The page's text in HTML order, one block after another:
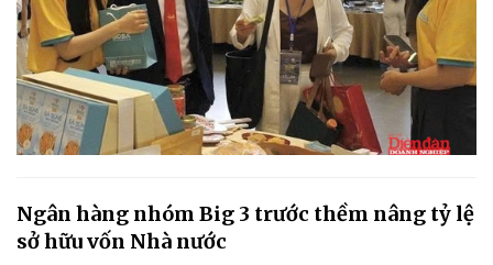
Ngân hàng nhóm Big 3 trước thềm nâng tỷ lệ
sở hữu vốn Nhà nước